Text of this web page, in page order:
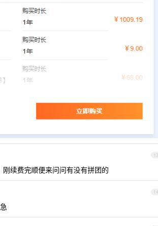
13
续费完顺便来问问有没有拼团的
14